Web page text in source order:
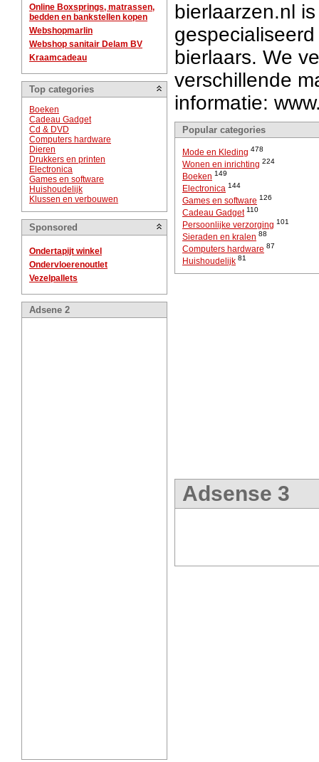
Online Boxsprings, matrassen,
bedden en bankstellen kopen
Webshopmarlin
Webshop sanitair Delam BV
Kraamcadeau
Top categories
Boeken
Cadeau Gadget
Cd & DVD
Computers hardware
Dieren
Drukkers en printen
Electronica
Games en software
Huishoudelijk
Klussen en verbouwen
Sponsored
Ondertapijt winkel
Ondervloerenoutlet
Vezelpallets
Adsene 2
bierlaarzen.nl
bierlaars. We
verschillende
informatie:
Popular categories
Mode en Kleding 478
Wonen en inrichting 224
Boeken 149
Electronica 144
Games en software 126
Cadeau Gadget 110
Persoonlijke verzorging 101
Sieraden en kralen 88
Computers hardware 87
Huishoudelijk 81
Adsense 3